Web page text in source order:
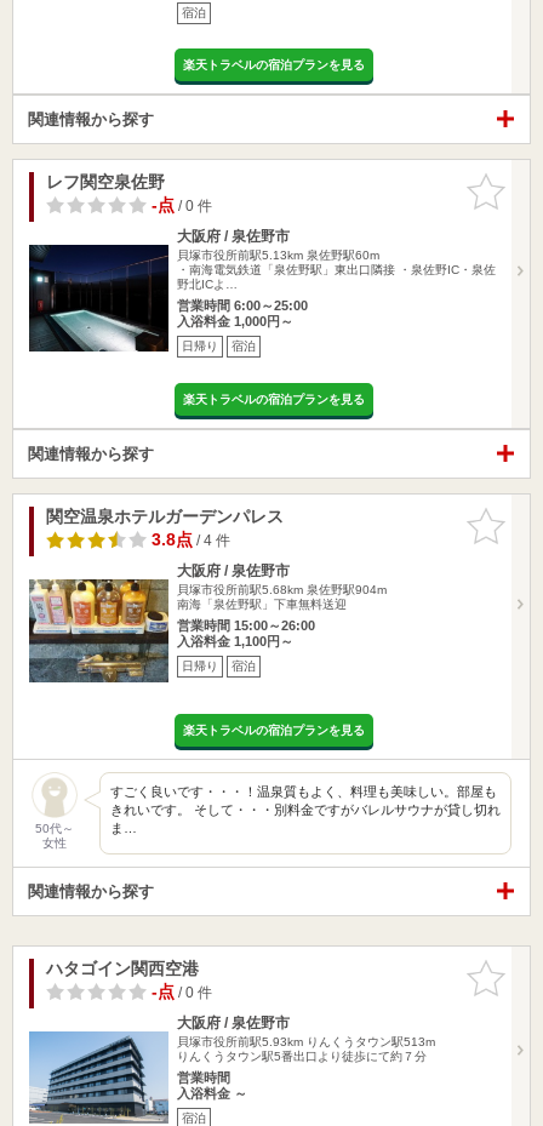
宿泊
楽天トラベルの宿泊プランを見る
関連情報から探す
お気に入
りに追加
レフ関空泉佐野
-点/ 0 件
大阪府 / 泉佐野市
貝塚市役所前駅5.13km 泉佐野駅60m
・南海電気鉄道「泉佐野駅」東出口隣接 ・泉佐野IC・泉佐
野北ICよ…
営業時間 6:00～25:00
入浴料金 1,000円～
日帰り 宿泊
楽天トラベルの宿泊プランを見る
関連情報から探す
お気に入
りに追加
関空温泉ホテルガーデンパレス
3.8点/ 4 件
大阪府 / 泉佐野市
貝塚市役所前駅5.68km 泉佐野駅904m
南海「泉佐野駅」下車無料送迎
営業時間 15:00～26:00
入浴料金 1,100円～
日帰り 宿泊
楽天トラベルの宿泊プランを見る
50代～
女性
すごく良いです・・・！温泉質もよく、料理も美味しい。部屋も
きれいです。 そして・・・別料金ですがバレルサウナが貸し切れ
ま…
関連情報から探す
お気に入
りに追加
ハタゴイン関西空港
-点/ 0 件
大阪府 / 泉佐野市
貝塚市役所前駅5.93km りんくうタウン駅513m
りんくうタウン駅5番出口より徒歩にて約７分
営業時間
入浴料金 ～
宿泊